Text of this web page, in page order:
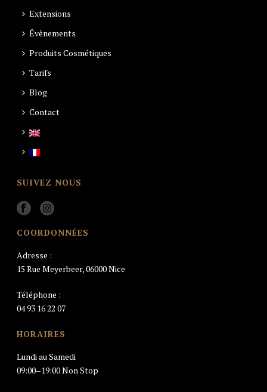
Extensions
Évènements
Produits Cosmétiques
Tarifs
Blog
Contact
SUIVEZ NOUS
COORDONNÉES
Adresse :
15 Rue Meyerbeer, 06000 Nice
Téléphone :
04 93 16 22 07
HORAIRES
Lundi au Samedi
09:00–19:00 Non Stop